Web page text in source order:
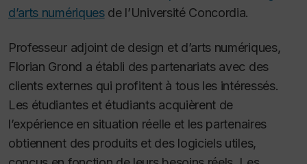
d’arts numériquesde l’Université Concordia.
Professeur adjoint de design et d’arts numériques,
Florian Grond a établi des partenariats avec des
clients externes qui profitent à tous les intéressés.
Les étudiantes et étudiants acquièrent de
l’expérience en situation réelle et les partenaires
obtiennent des produits et des logiciels utiles,